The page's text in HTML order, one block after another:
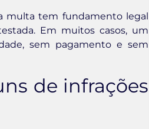
multa tem fundamento legal
Em muitos casos, um
sem pagamento e sem
de infrações